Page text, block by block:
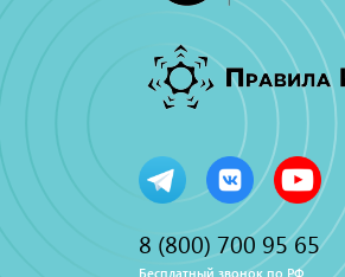
8 (800) 700 95 65
Бесплатный звонок по РФ